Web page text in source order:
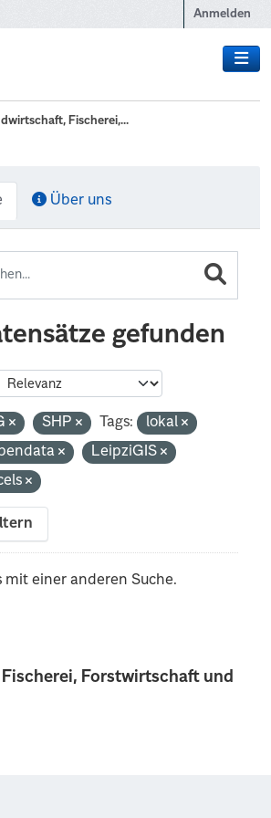
Anmelden
Fischerei,...
Forstwirtschaft und
Über uns
gefunden
SHP Tags:
lokal
LeipziGIS
mit einer anderen Suche.